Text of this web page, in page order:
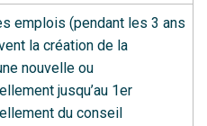
emplois (pendant les 3 ans
la création de la
nouvelle ou
jusqu’au 1er
du conseil